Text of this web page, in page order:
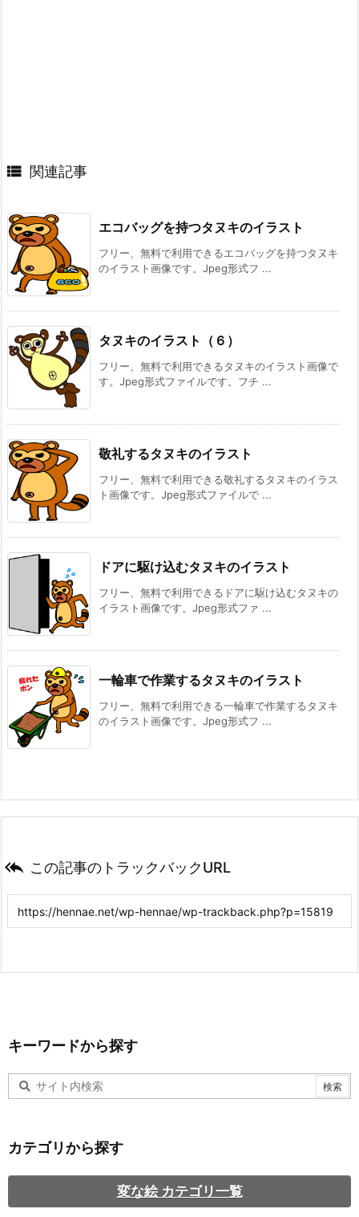
 関連記事
エコバッグを持つタヌキのイラスト
フリー、無料で利用できるエコバッグを持つタヌキ
のイラスト画像です。Jpeg形式フ ...
タヌキのイラスト（６）
フリー、無料で利用できるタヌキのイラスト画像で
す。Jpeg形式ファイルです。フチ ...
敬礼するタヌキのイラスト
フリー、無料で利用できる敬礼するタヌキのイラス
ト画像です。Jpeg形式ファイルで ...
ドアに駆け込むタヌキのイラスト
フリー、無料で利用できるドアに駆け込むタヌキの
イラスト画像です。Jpeg形式ファ ...
一輪車で作業するタヌキのイラスト
フリー、無料で利用できる一輪車で作業するタヌキ
のイラスト画像です。Jpeg形式フ ...
 この記事のトラックバックURL
キーワードから探す
カテゴリから探す
変な絵 カテゴリ一覧